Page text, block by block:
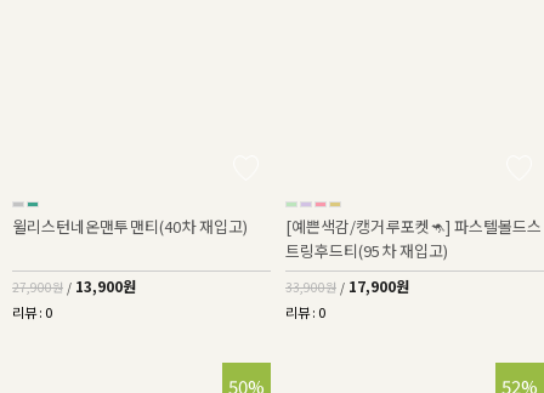
윌리스턴네온맨투맨티(40차 재입고)
27,900원 / 13,900원
리뷰 : 0
[예쁜색감/캥거루포켓🦘] 파스텔볼드스
트링후드티(95차 재입고)
33,900원 / 17,900원
리뷰 : 0
50% 52%